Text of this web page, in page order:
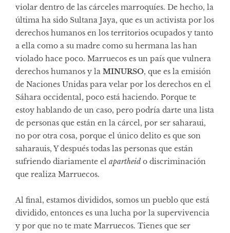
violar dentro de las cárceles marroquíes. De hecho, la
última ha sido Sultana Jaya, que es un activista por los
derechos humanos en los territorios ocupados y tanto
a ella como a su madre como su hermana las han
violado hace poco. Marruecos es un país que vulnera
derechos humanos y la MINURSO, que es la emisión
de Naciones Unidas para velar por los derechos en el
Sáhara occidental, poco está haciendo. Porque te
estoy hablando de un caso, pero podría darte una lista
de personas que están en la cárcel, por ser saharaui,
no por otra cosa, porque el único delito es que son
saharauis, Y después todas las personas que están
sufriendo diariamente el apartheido discriminación
que realiza Marruecos.
Al final, estamos divididos, somos un pueblo que está
dividido, entonces es una lucha por la supervivencia
y por que no te mate Marruecos. Tienes que ser